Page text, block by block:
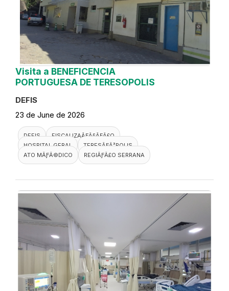
Visita a BENEFICENCIA
PORTUGUESA DE TERESOPOLIS
DEFIS
23 de June de 2026
DEFIS
FISCALIZAÃƑÂ§ÃƑÂ£O
HOSPITAL GERAL
TERESÃƑÂ³POLIS
ATO MÃƑÂ©DICO
REGIÃƑÂ£O SERRANA